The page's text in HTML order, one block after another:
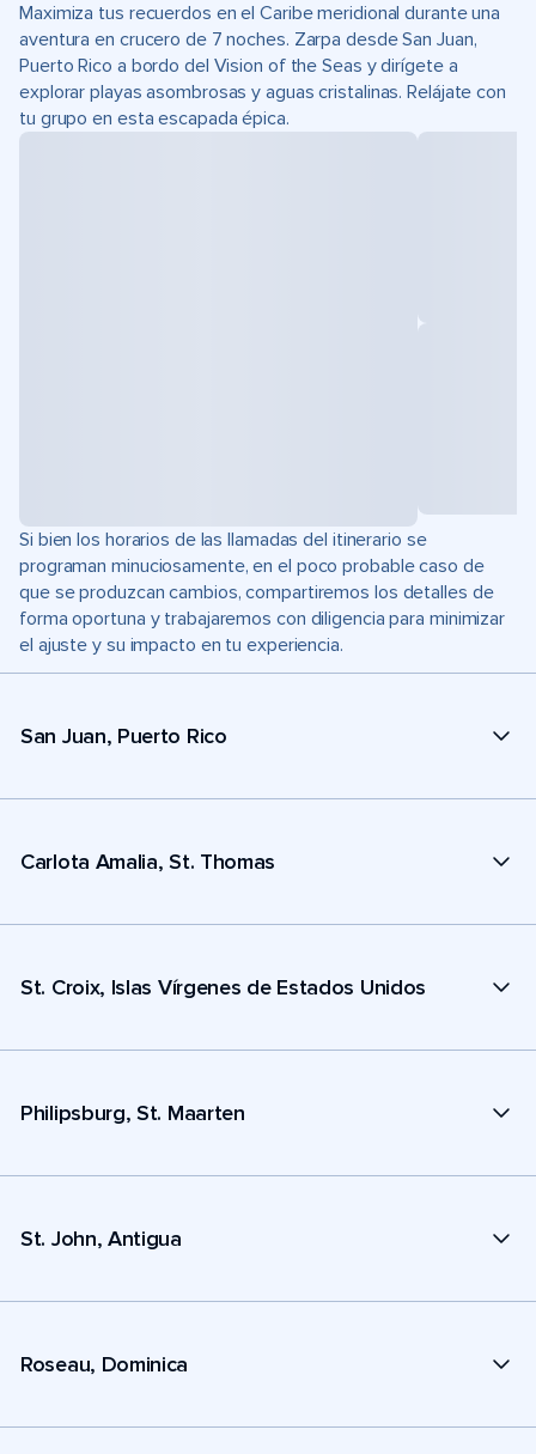
Maximiza tus recuerdos en el Caribe meridional durante una
aventura en crucero de 7 noches. Zarpa desde San Juan,
Puerto Rico a bordo del Vision of the Seas y dirígete a
explorar playas asombrosas y aguas cristalinas. Relájate con
tu grupo en esta escapada épica.
Si bien los horarios de las llamadas del itinerario se
programan minuciosamente, en el poco probable caso de
que se produzcan cambios, compartiremos los detalles de
forma oportuna y trabajaremos con diligencia para minimizar
el ajuste y su impacto en tu experiencia.
San Juan, Puerto Rico
Carlota Amalia, St. Thomas
St. Croix, Islas Vírgenes de Estados Unidos
Philipsburg, St. Maarten
St. John, Antigua
Roseau, Dominica